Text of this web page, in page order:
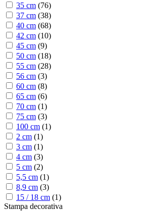
35 cm (76)
37 cm (38)
40 cm (68)
42 cm (10)
45 cm (9)
50 cm (18)
55 cm (28)
56 cm (3)
60 cm (8)
65 cm (6)
70 cm (1)
75 cm (3)
100 cm (1)
2 cm (1)
3 cm (1)
4 cm (3)
5 cm (2)
5,5 cm (1)
8,9 cm (3)
15 / 18 cm (1)
Stampa decorativa